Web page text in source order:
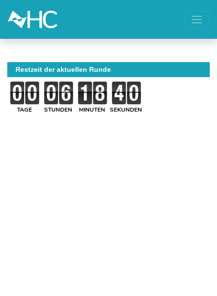
Restzeit der aktuellen Runde
TAGE STUNDEN MINUTEN SEKUNDEN